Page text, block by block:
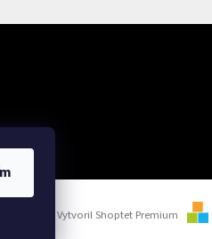
Vytvoril Shoptet Premium